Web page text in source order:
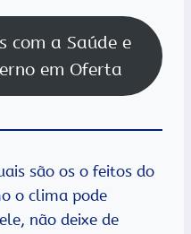
com a Saúde e
em Oferta
são os o feitos do
o clima pode
não deixe de